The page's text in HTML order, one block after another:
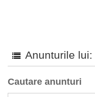
Cautare anunturi